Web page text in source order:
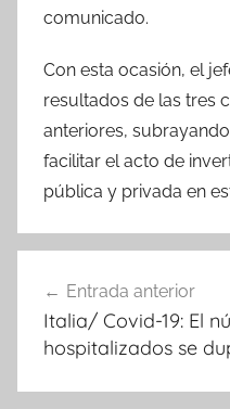
comunicado.
Con esta ocasión, el
resultados de las tres
anteriores,
facilitar el acto de
pública y privada en
de
entradas
Entrada anterior
Italia/ Covid-19: El
hospitalizados se